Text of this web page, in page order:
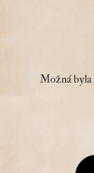
Možná byla